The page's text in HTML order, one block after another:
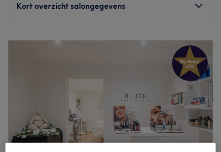
Kort overzicht salongegevens
Gesloten
Gesloten
–20:00
18:00
–18:00
10:00 –18:00
Sarati Care & Wellness est un salon de beauté situé à
Bruxelles, sur la célèbre Avenue Louise, près du bois de la